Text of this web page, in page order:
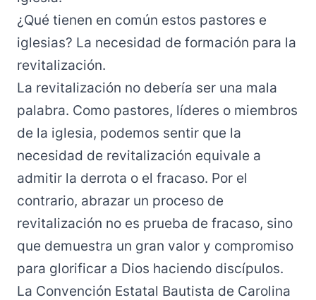
¿Qué tienen en común estos pastores e
iglesias? La necesidad de formación para la
revitalización.
La revitalización no debería ser una mala
palabra. Como pastores, líderes o miembros
de la iglesia, podemos sentir que la
necesidad de revitalización equivale a
admitir la derrota o el fracaso. Por el
contrario, abrazar un proceso de
revitalización no es prueba de fracaso, sino
que demuestra un gran valor y compromiso
para glorificar a Dios haciendo discípulos.
La Convención Estatal Bautista de Carolina